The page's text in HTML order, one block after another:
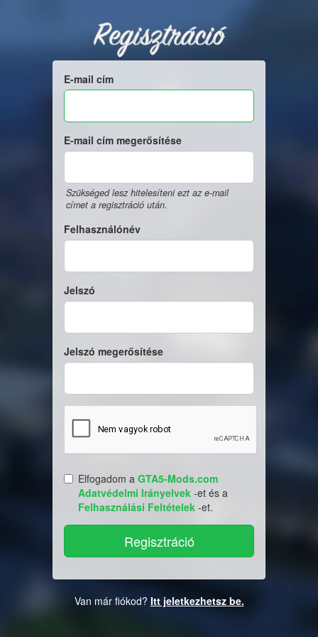
Regisztráció
E-mail cím
E-mail cím megerősítése
Szükséged lesz hitelesíteni ezt az e-mail
címet a regisztráció után.
Felhasználónév
Jelszó
Jelszó megerősítése
Elfogadom a GTA5-Mods.com
Adatvédelmi Irányelvek -et és a
Felhasználási Feltételek -et.
Van már fiókod? Itt jeletkezhetsz be.